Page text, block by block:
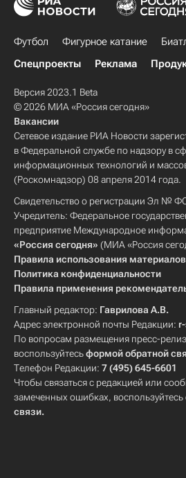
Футбол Фигурное катание
Спецпроекты
Реклама
Версия 2023.1 Beta
© 2026 МИА «Россия сегодня»
Вакансии
Сетевое издание РИА Новости
в Федеральной службе по надзору в
информационных технологий и
(Роскомнадзор) 08 апреля 2014 года.
Свидетельство о регистрации Эл №
Учредитель: Федеральное
предприятие Международное
«Россия сегодня» (МИА «Россия
Правила использования материалов
Политика конфиденциальности
Правила применения
Главный редактор: Гаврилова А.В.
Адрес электронной почты Редакции:
По вопросам размещения пресс-
воспользуйтесьформой обратной
Телефон Редакции: 7 (495) 645-6601
Чтобы связаться с редакцией или
замеченных ошибках, воспользуйтесь
связи.